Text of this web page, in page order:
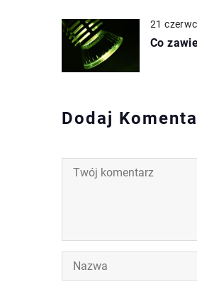
21
Co
Dodaj